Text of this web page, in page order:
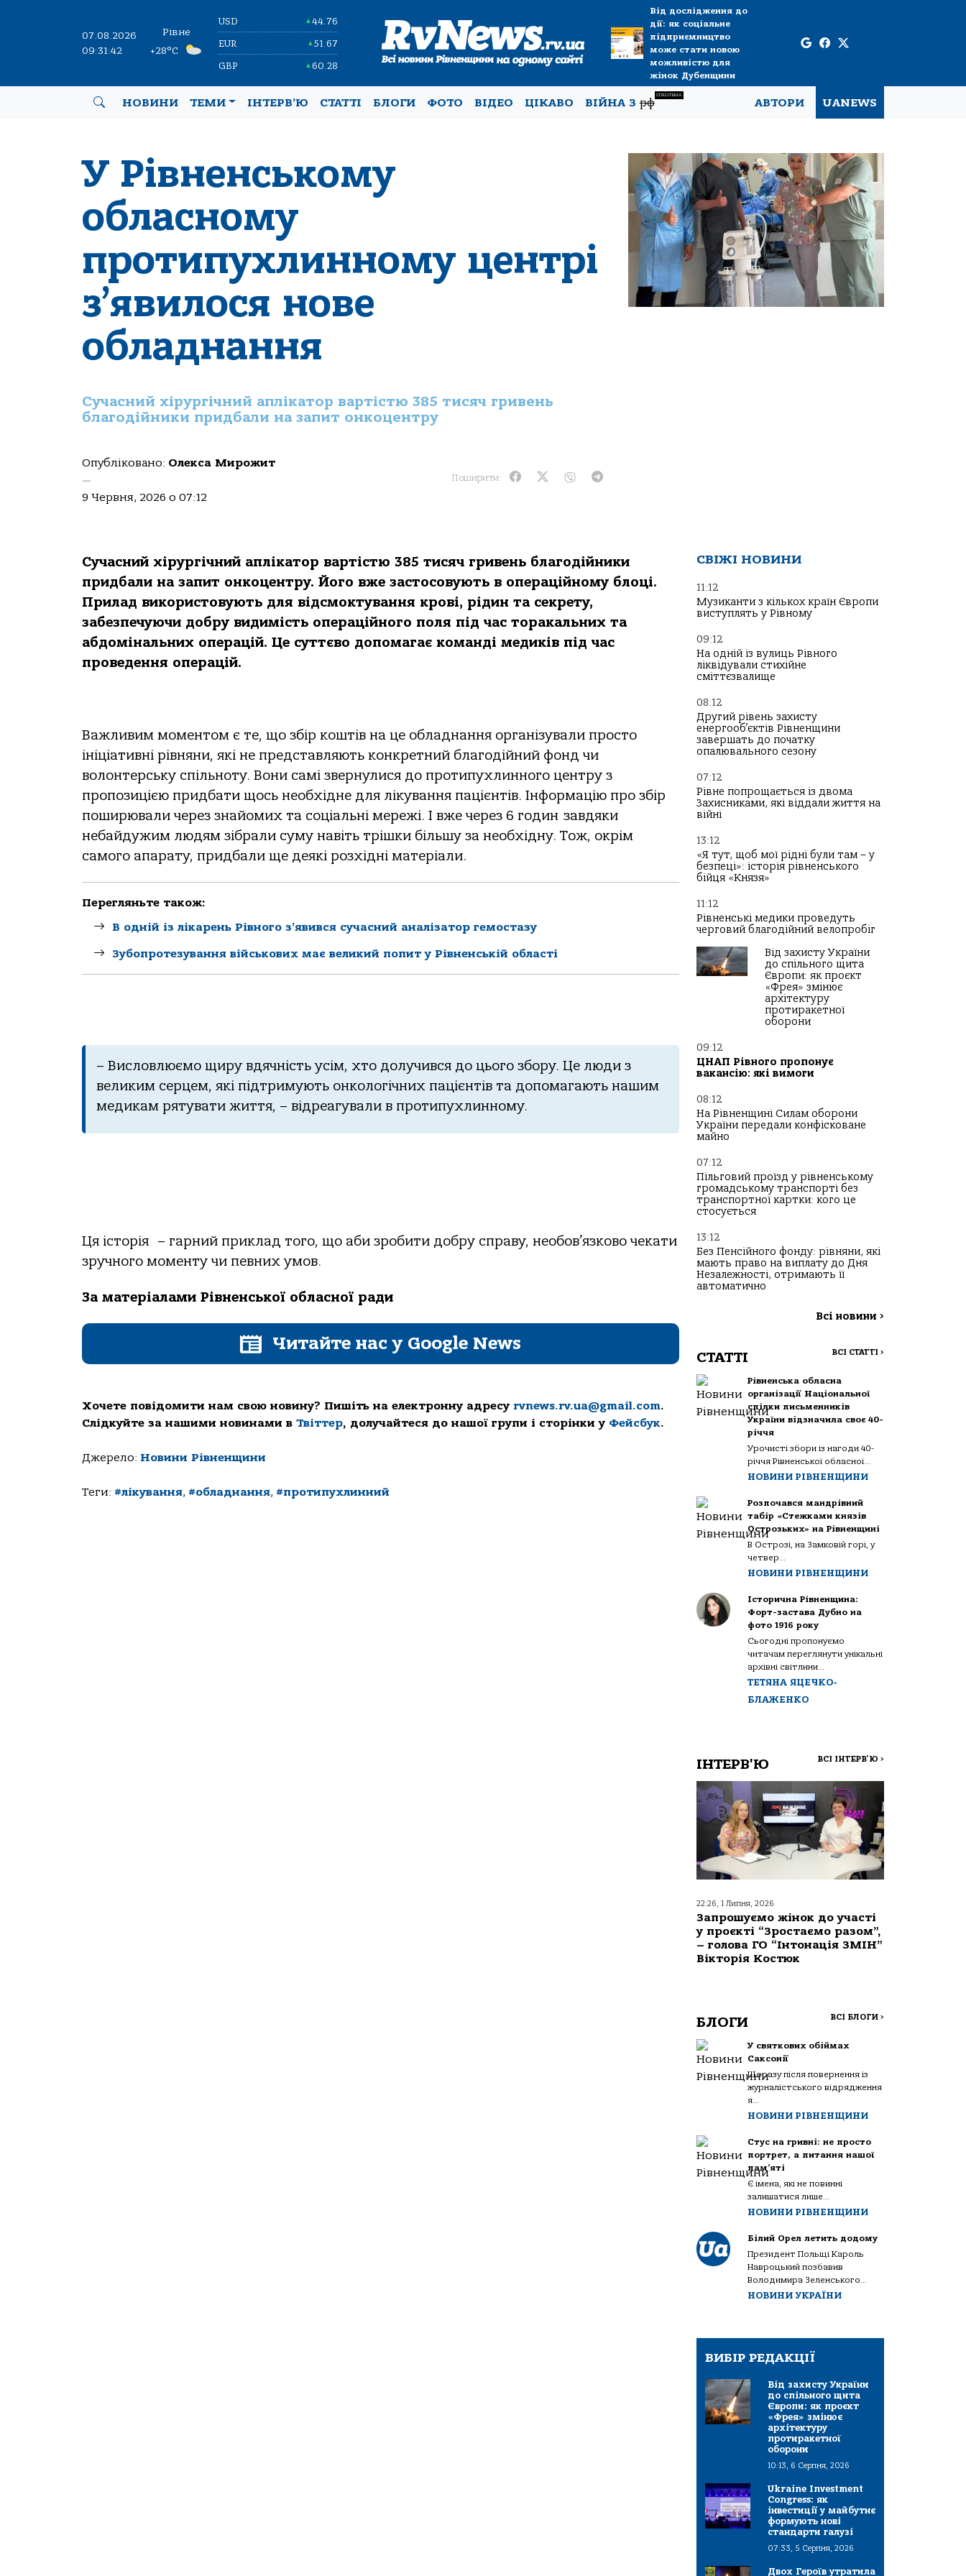
07.08.2026
09:31:43
Рівне
+28°C
USD ▲44.76
EUR ▲51.67
GBP ▲60.28
Від дослідження до
дії: як соціальне
підприємництво
може стати новою
можливістю для
жінок Дубенщини
НОВИНИ ТЕМИ ІНТЕРВ’Ю СТАТТІ БЛОГИ ФОТО ВІДЕО ЦІКАВО ВІЙНА Зрф
СПЕЦТЕМА
АВТОРИ UANEWS
У Рівненському
обласному
протипухлинному центрі
з’явилося нове
обладнання
Сучасний хірургічний аплікатор вартістю 385 тисяч гривень
благодійники придбали на запит онкоцентру
Опубліковано: Олекса Мирожит
—
9 Червня, 2026 о 07:12
Поширити:
Сучасний хірургічний аплікатор вартістю 385 тисяч гривень благодійники
придбали на запит онкоцентру. Його вже застосовують в операційному блоці.
Прилад використовують для відсмоктування крові, рідин та секрету,
забезпечуючи добру видимість операційного поля під час торакальних та
абдомінальних операцій. Це суттєво допомагає команді медиків під час
проведення операцій.
Важливим моментом є те, що збір коштів на це обладнання організували просто
ініціативні рівняни, які не представляють конкретний благодійний фонд чи
волонтерську спільноту. Вони самі звернулися до протипухлинного центру з
пропозицією придбати щось необхідне для лікування пацієнтів. Інформацію про збір
поширювали через знайомих та соціальні мережі. І вже через 6 годин завдяки
небайдужим людям зібрали суму навіть трішки більшу за необхідну. Тож, окрім
самого апарату, придбали ще деякі розхідні матеріали.
Перегляньте також:
В одній із лікарень Рівного з’явився сучасний аналізатор гемостазу
Зубопротезування військових має великий попит у Рівненській області
– Висловлюємо щиру вдячність усім, хто долучився до цього збору. Це люди з
великим серцем, які підтримують онкологічних пацієнтів та допомагають нашим
медикам рятувати життя, – відреагували в протипухлинному.
Ця історія – гарний приклад того, що аби зробити добру справу, необов’язково чекати
зручного моменту чи певних умов.
За матеріалами Рівненської обласної ради
Читайте нас у Google News
Хочете повідомити нам свою новину? Пишіть на електронну адресу rvnews.rv.ua@gmail.com.
Слідкуйте за нашими новинами в Твіттер, долучайтеся до нашої групи і сторінки у Фейсбук.
Джерело: Новини Рівненщини
Теги: #лікування, #обладнання, #протипухлинний
СВІЖІ НОВИНИ
11:12
Музиканти з кількох країн Європи
виступлять у Рівному
09:12
На одній із вулиць Рівного
ліквідували стихійне
сміттєзвалище
08:12
Другий рівень захисту
енергооб’єктів Рівненщини
завершать до початку
опалювального сезону
07:12
Рівне попрощається із двома
Захисниками, які віддали життя на
війні
13:12
«Я тут, щоб мої рідні були там – у
безпеці»: історія рівненського
бійця «Князя»
11:12
Рівненські медики проведуть
черговий благодійний велопробіг
Від захисту України
до спільного щита
Європи: як проєкт
«Фрея» змінює
архітектуру
протиракетної
оборони
09:12
ЦНАП Рівного пропонує
вакансію: які вимоги
08:12
На Рівненщині Силам оборони
України передали конфісковане
майно
07:12
Пільговий проїзд у рівненському
громадському транспорті без
транспортної картки: кого це
стосується
13:12
Без Пенсійного фонду: рівняни, які
мають право на виплату до Дня
Незалежності, отримають її
автоматично
Всі новини >
СТАТТІ ВСІ СТАТТІ >
Рівненська обласна
організації Національної
спілки письменників
України відзначила своє 40-
річчя
Урочисті збори із нагоди 40-
річчя Рівненської обласної...
НОВИНИ РІВНЕНЩИНИ
Розпочався мандрівний
табір «Стежками князів
Острозьких» на Рівненщині
В Острозі, на Замковій горі, у
четвер...
НОВИНИ РІВНЕНЩИНИ
Історична Рівненщина:
Форт-застава Дубно на
фото 1916 року
Сьогодні пропонуємо
читачам переглянути унікальні
архівні світлини...
ТЕТЯНА ЯЦЕЧКО-
БЛАЖЕНКО
ІНТЕРВ'Ю ВСІ ІНТЕРВ'Ю >
22:26, 1 Липня, 2026
Запрошуємо жінок до участі
у проєкті “Зростаємо разом”,
– голова ГО “Інтонація ЗМІН”
Вікторія Костюк
БЛОГИ ВСІ БЛОГИ >
У святкових обіймах
Саксонії
Щоразу після повернення із
журналістського відрядження
я...
НОВИНИ РІВНЕНЩИНИ
Стус на гривні: не просто
портрет, а питання нашої
пам’яті
Є імена, які не повинні
залишатися лише...
НОВИНИ РІВНЕНЩИНИ
Білий Орел летить додому
Президент Польщі Кароль
Навроцький позбавив
Володимира Зеленського...
НОВИНИ УКРАЇНИ
ВИБІР РЕДАКЦІЇ
Від захисту України
до спільного щита
Європи: як проєкт
«Фрея» змінює
архітектуру
протиракетної
оборони
10:13, 6 Серпня, 2026
Ukraine Investment
Congress: як
інвестиції у майбутнє
формують нові
стандарти галузі
07:33, 5 Серпня, 2026
Двох Героїв утратила